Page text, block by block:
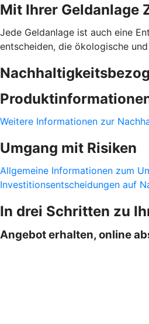
Mit Ihrer
Jede Geldanlage ist auch eine
entscheiden, die ökologische
Weitere Informationen zur
Umgang mit Risiken
Allgemeine Informationen zum
Investitionsentscheidungen auf
In drei Schritten zu
Angebot erhalten, online